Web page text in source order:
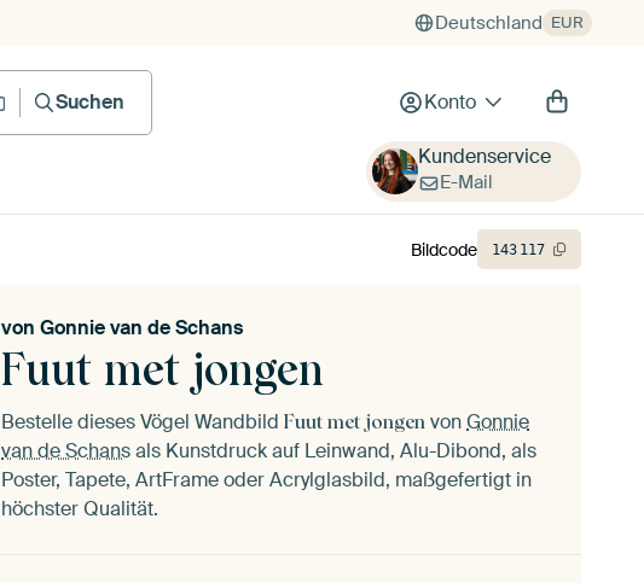
Deutschland EUR
Suche nach Bild
Suchen Konto
Kundenservice
E-Mail
Fuut met jongen
von Gonnie van de Schans
Bestelle dieses Vögel Wandbild Fuut met jongen vonGonnie
van de Schansals Kunstdruck auf Leinwand, Alu-Dibond, als
Poster, Tapete, ArtFrame oder Acrylglasbild, maßgefertigt in
höchster Qualität.
Bildcode 143 117